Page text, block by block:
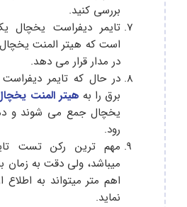
بررسی کنید.
تایمر دیفراست یخچال
در مدار قرار می دهد.
در حال که تایمر
برق را به هیتر المنت
یخچال جمع می شوند و
رود.
مهم ترین رکن تست
میباشد، ولی دقت به زمان
اهم متر میتواند به
نماید.